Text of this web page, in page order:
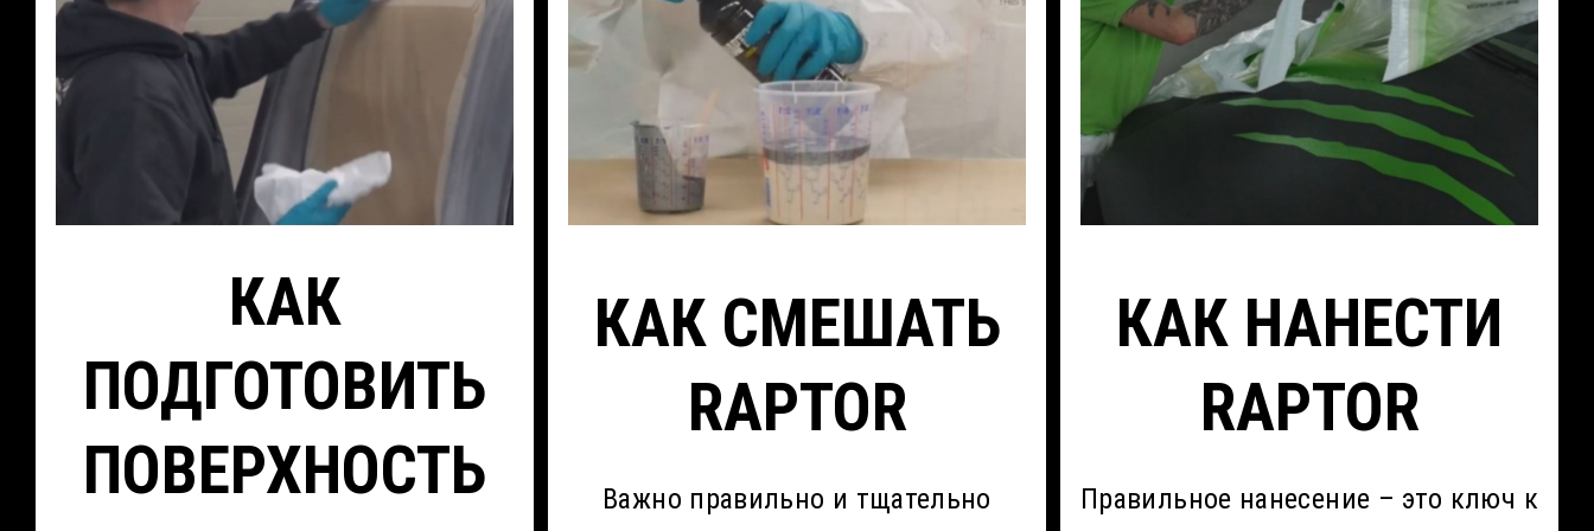
КАК
ПОДГОТОВИТЬ
ПОВЕРХНОСТЬ
КАК СМЕШАТЬ
RAPTOR
Важно правильно и тщательно
КАК НАНЕСТИ
RAPTOR
Правильное нанесение – это ключ к